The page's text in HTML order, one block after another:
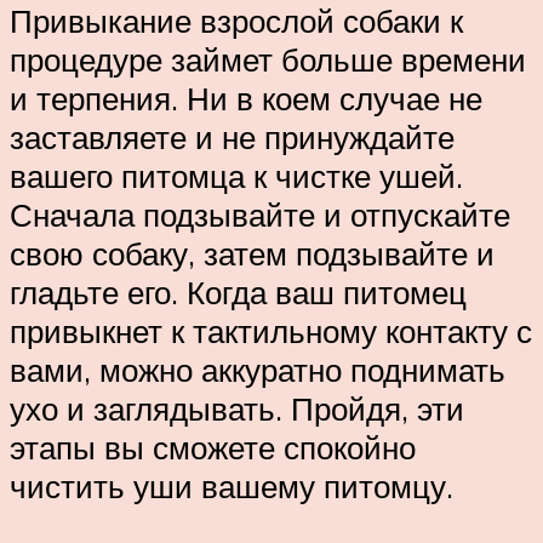
Привыкание взрослой собаки к
процедуре займет больше времени
и терпения. Ни в коем случае не
заставляете и не принуждайте
вашего питомца к чистке ушей.
Сначала подзывайте и отпускайте
свою собаку, затем подзывайте и
гладьте его. Когда ваш питомец
привыкнет к тактильному контакту с
вами, можно аккуратно поднимать
ухо и заглядывать. Пройдя, эти
этапы вы сможете спокойно
чистить уши вашему питомцу.